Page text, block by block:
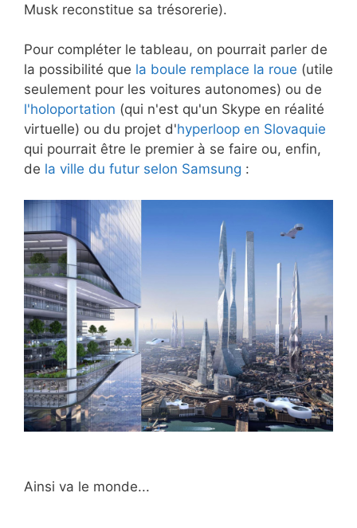
Musk reconstitue sa trésorerie).
Pour compléter le tableau, on pourrait parler de
la possibilité que la boule remplace la roue (utile
seulement pour les voitures autonomes) ou de
l'holoportation (qui n'est qu'un Skype en réalité
virtuelle) ou du projet d'hyperloop en Slovaquie
qui pourrait être le premier à se faire ou, enfin,
de la ville du futur selon Samsung :
Ainsi va le monde...